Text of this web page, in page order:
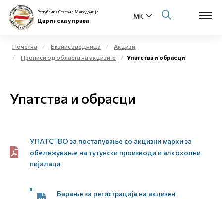
Физички лица
Е-Царина
Медиа центар
Република Северна Македонија
Царинска управа
Почетна Бизнис заедница
Акцизи
Прописи од областа на акцизите
Упатства и обрасци
Упатства и обрасци
УПАТСТВО за постапување со акцизни марки за
обележување на тутунски производи и алкохолни
пијалаци
Барање за регистрација на акцизен